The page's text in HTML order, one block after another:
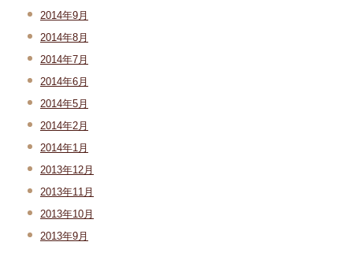
2014年9月
2014年8月
2014年7月
2014年6月
2014年5月
2014年2月
2014年1月
2013年12月
2013年11月
2013年10月
2013年9月